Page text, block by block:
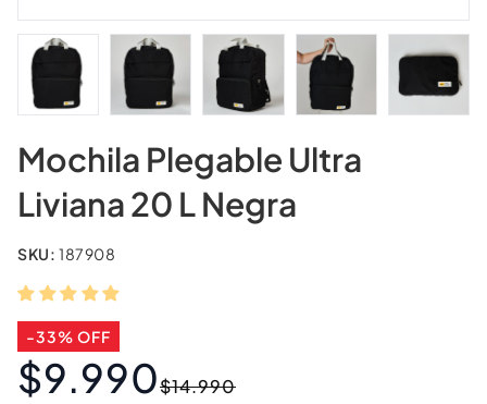
Mochila Plegable Ultra
Liviana 20 L Negra
SKU: 187908
-33% OFF
$14.990
$9.990